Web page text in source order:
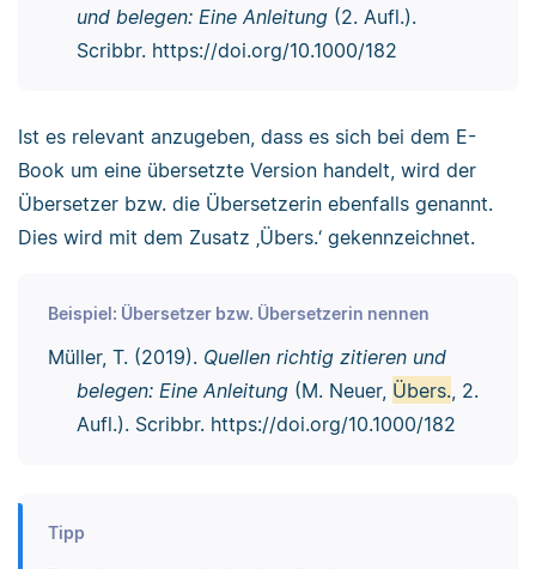
und belegen: Eine Anleitung(2. Aufl.).
Scribbr. https://doi.org/10.1000/182
Ist es relevant anzugeben, dass es sich bei dem E-
Book um eine übersetzte Version handelt, wird der
Übersetzer bzw. die Übersetzerin ebenfalls genannt.
Dies wird mit dem Zusatz ‚Übers.‘ gekennzeichnet.
Beispiel: Übersetzer bzw. Übersetzerin nennen
Müller, T. (2019). Quellen richtig zitieren und
belegen: Eine Anleitung(M. Neuer, Übers., 2.
Aufl.). Scribbr. https://doi.org/10.1000/182
Tipp